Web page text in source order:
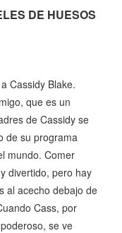
DE HUESOS
Cassidy Blake.
que es un
de Cassidy se
de su programa
mundo. Comer
divertido, pero hay
al acecho debajo de
Cass, por
se ve